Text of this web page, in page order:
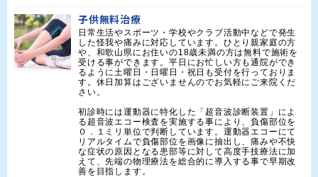
子供無料治療
日常生活やスポーツ・学校やクラブ活動中などで発生
した怪我や痛みに対応しています。ひとり親家庭の方
や、和歌山県にお住いの18歳未満の方は無料で施術を
受ける事ができます。平日にお忙しい方も通院ができ
るように土曜日・日曜日・祝日も受付を行っておりま
す。休日加算はございませんのでお気軽にご来院くだ
さい。
初診時には運動器に特化した「超音波診断装置」によ
る超音波エコー検査を実施する事により、負傷部位を
０．１ミリ単位で判断しています。運動器エコーにて
リアルタイムで負傷部位を画像に抽出し、痛みや不快
な症状の原因となる患部等に対して高度手技療法に加
えて、先端の物理療法を総合的に導入する事で早期改
善を目指します。